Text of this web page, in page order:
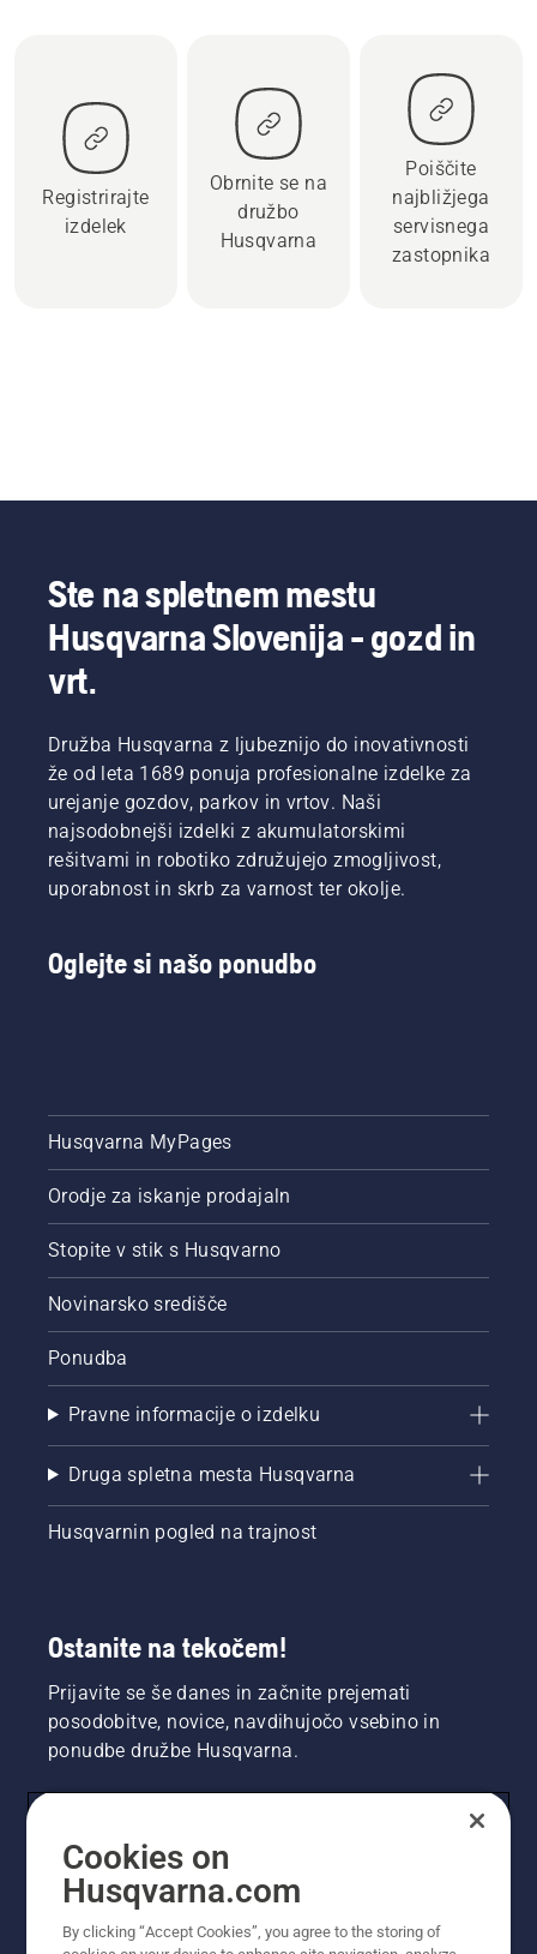
Registrirajte
izdelek
Obrnite se na
družbo
Husqvarna
Poiščite
najbližjega
servisnega
zastopnika
Ste na spletnem mestu
Husqvarna Slovenija - gozd in
vrt.
Družba Husqvarna z ljubeznijo do inovativnosti
že od leta 1689 ponuja profesionalne izdelke za
urejanje gozdov, parkov in vrtov. Naši
najsodobnejši izdelki z akumulatorskimi
rešitvami in robotiko združujejo zmogljivost,
uporabnost in skrb za varnost ter okolje.
Oglejte si našo ponudbo
Husqvarna MyPages
Orodje za iskanje prodajaln
Stopite v stik s Husqvarno
Novinarsko središče
Ponudba
Pravne informacije o izdelku
Druga spletna mesta Husqvarna
Husqvarnin pogled na trajnost
Ostanite na tekočem!
Prijavite se še danes in začnite prejemati
posodobitve, novice, navdihujočo vsebino in
ponudbe družbe Husqvarna.
Cookies on
Husqvarna.com
By clicking “Accept Cookies”, you agree to the storing of